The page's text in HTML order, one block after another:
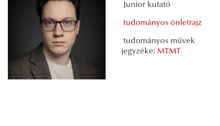
Junior kutató
tudományos önletrajz
tudományos művek
jegyzéke: MTMT